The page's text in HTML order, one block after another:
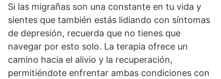
Si las migrañas son una constante en tu vida y
sientes que también estás lidiando con síntomas
de depresión, recuerda que no tienes que
navegar por esto solo. La terapia ofrece un
camino hacia el alivio y la recuperación,
permitiéndote enfrentar ambas condiciones con